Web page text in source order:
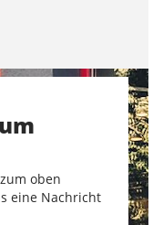
oben
eine Nachricht